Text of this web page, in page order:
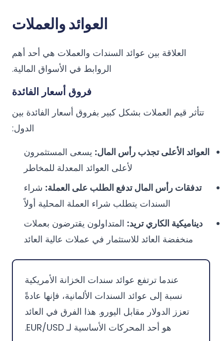
العوائد والعملات
العلاقة بين عوائد السندات والعملات هي أحد أهم
الروابط في الأسواق المالية.
فروق أسعار الفائدة
تتأثر قيم العملات بشكل كبير بفروق أسعار الفائدة بين
الدول:
العوائد الأعلى تجذب رأس المال: يسعى المستثمرون
لأعلى العوائد المعدلة للمخاطر
تدفقات رأس المال تدفع الطلب على العملة: شراء
السندات يتطلب شراء العملة المحلية أولاً
ديناميكية الكاري تريد: المتداولون يقترضون بعملات
منخفضة العائد للاستثمار في عملات عالية العائد
عندما ترتفع عوائد سندات الخزانة الأمريكية
نسبة إلى عوائد السندات الألمانية، فإنها عادةً
تعزز الدولار مقابل اليورو. هذا الفرق في العائد
هو أحد المحركات الأساسية لـ EUR/USD.